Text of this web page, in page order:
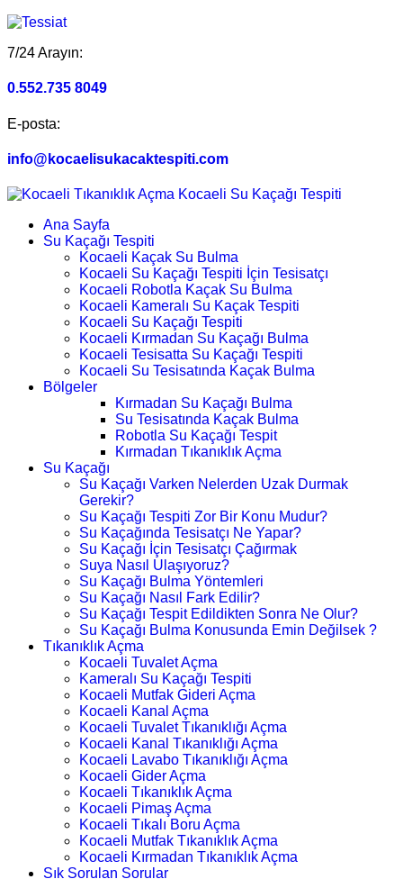
7/24 Arayın:
0.552.735 8049
E-posta:
info@kocaelisukacaktespiti.com
Ana Sayfa
Su Kaçağı Tespiti
Kocaeli Kaçak Su Bulma
Kocaeli Su Kaçağı Tespiti İçin Tesisatçı
Kocaeli Robotla Kaçak Su Bulma
Kocaeli Kameralı Su Kaçak Tespiti
Kocaeli Su Kaçağı Tespiti
Kocaeli Kırmadan Su Kaçağı Bulma
Kocaeli Tesisatta Su Kaçağı Tespiti
Kocaeli Su Tesisatında Kaçak Bulma
Bölgeler
Kırmadan Su Kaçağı Bulma
Su Tesisatında Kaçak Bulma
Robotla Su Kaçağı Tespit
Kırmadan Tıkanıklık Açma
Su Kaçağı
Su Kaçağı Varken Nelerden Uzak Durmak
Gerekir?
Su Kaçağı Tespiti Zor Bir Konu Mudur?
Su Kaçağında Tesisatçı Ne Yapar?
Su Kaçağı İçin Tesisatçı Çağırmak
Suya Nasıl Ulaşıyoruz?
Su Kaçağı Bulma Yöntemleri
Su Kaçağı Nasıl Fark Edilir?
Su Kaçağı Tespit Edildikten Sonra Ne Olur?
Su Kaçağı Bulma Konusunda Emin Değilsek ?
Tıkanıklık Açma
Kocaeli Tuvalet Açma
Kameralı Su Kaçağı Tespiti
Kocaeli Mutfak Gideri Açma
Kocaeli Kanal Açma
Kocaeli Tuvalet Tıkanıklığı Açma
Kocaeli Kanal Tıkanıklığı Açma
Kocaeli Lavabo Tıkanıklığı Açma
Kocaeli Gider Açma
Kocaeli Tıkanıklık Açma
Kocaeli Pimaş Açma
Kocaeli Tıkalı Boru Açma
Kocaeli Mutfak Tıkanıklık Açma
Kocaeli Kırmadan Tıkanıklık Açma
Sık Sorulan Sorular